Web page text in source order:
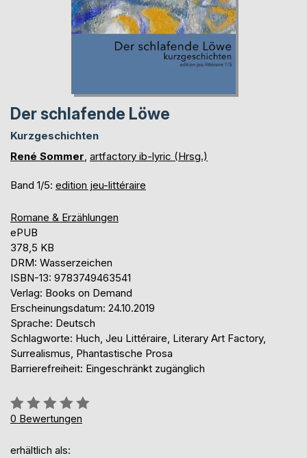
Der schlafende Löwe
Kurzgeschichten
René Sommer, artfactory ib-lyric (Hrsg.)
Band 1/5: edition jeu-littéraire
Romane & Erzählungen
ePUB
378,5 KB
DRM: Wasserzeichen
ISBN-13: 9783749463541
Verlag: Books on Demand
Erscheinungsdatum: 24.10.2019
Sprache: Deutsch
Schlagworte: Huch, Jeu Littéraire, Literary Art Factory,
Surrealismus, Phantastische Prosa
Barrierefreiheit: Eingeschränkt zugänglich
Bewertung::
0%
0 Bewertungen
erhältlich als: